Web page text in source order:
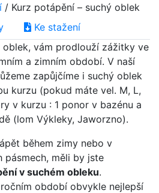
/ Kurz potápění – suchý oblek
Ke stažení
oblek, vám prodlouží zážitky ve
a zimním období. V naší
zapůjčíme i suchý oblek
kurzu (pokud máte vel. M, L,
v kurzu : 1 ponor v bazénu a
(lom Výkleky, Jaworzno).
během zimy nebo v
pásmech, měli by jste
v suchém obleku.
období obvykle nejlepší